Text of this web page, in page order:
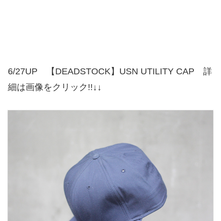
6/27UP 【DEADSTOCK】USN UTILITY CAP 詳
細は画像をクリック!!↓↓